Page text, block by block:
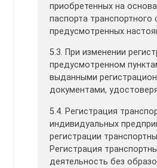
приобретенных на
паспорта
предусмотренных
5.3. При изменении
предусмотренном
выданными
документами,
5.4. Регистрация
индивидуальных
регистрации
Регистрация
деятельность без